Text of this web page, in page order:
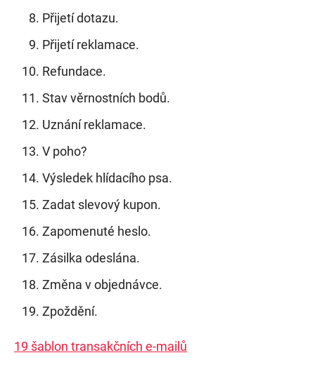
Přijetí dotazu.
Přijetí reklamace.
Refundace.
Stav věrnostních bodů.
Uznání reklamace.
V poho?
Výsledek hlídacího psa.
Zadat slevový kupon.
Zapomenuté heslo.
Zásilka odeslána.
Změna v objednávce.
Zpoždění.
19 šablon transakčních e-mailů